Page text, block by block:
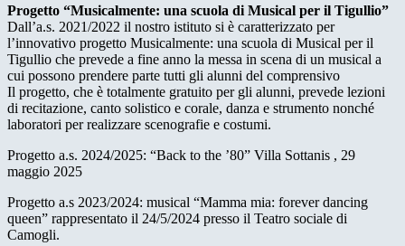
Progetto “Musicalmente: una scuola di Musical per il Tigullio”
Dall’a.s. 2021/2022 il nostro istituto si è caratterizzato per
l’innovativo progetto Musicalmente: una scuola di Musical per il
Tigullio che prevede a fine anno la messa in scena di un musical a
cui possono prendere parte tutti gli alunni del comprensivo
Il progetto, che è totalmente gratuito per gli alunni, prevede lezioni
di recitazione, canto solistico e corale, danza e strumento nonché
laboratori per realizzare scenografie e costumi.
Progetto a.s. 2024/2025: “Back to the ’80” Villa Sottanis , 29
maggio 2025
Progetto a.s 2023/2024: musical “Mamma mia: forever dancing
queen” rappresentato il 24/5/2024 presso il Teatro sociale di
Camogli.